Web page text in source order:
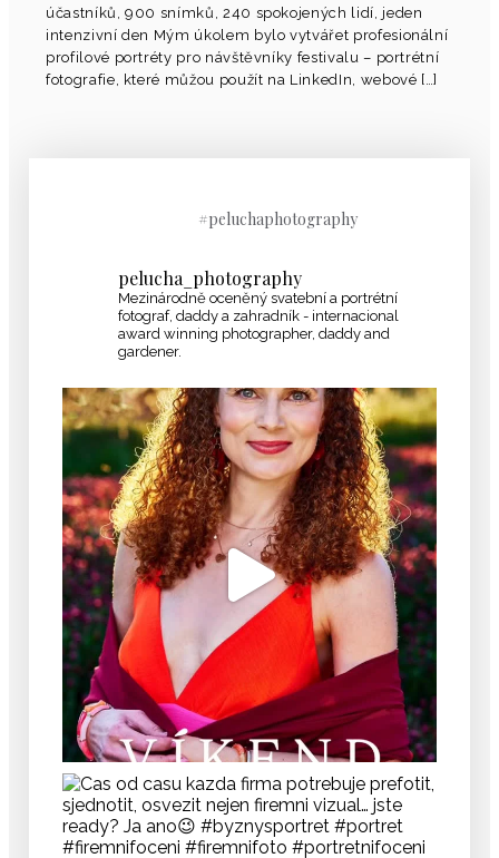
účastníků, 900 snímků, 240 spokojených lidí, jeden
intenzivní den Mým úkolem bylo vytvářet profesionální
profilové portréty pro návštěvníky festivalu – portrétní
fotografie, které můžou použít na LinkedIn, webové […]
#peluchaphotography
pelucha_photography
Mezinárodně oceněný svatební a portrétní
fotograf, daddy a zahradník - internacional
award winning photographer, daddy and
gardener.